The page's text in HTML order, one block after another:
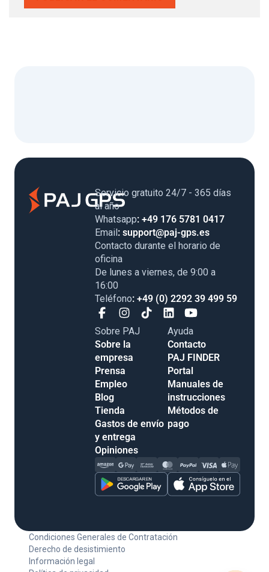
Servicio gratuito 24/7 - 365 días
al año
Whatsapp: +49 176 5781 0417
Email: support@paj-gps.es
Contacto durante el horario de
oficina
De lunes a viernes, de 9:00 a
16:00
Teléfono: +49 (0) 2292 39 499 59
Sobre PAJ
Sobre la
empresa
Prensa
Empleo
Blog
Tienda
Gastos de envío
y entrega
Opiniones
Ayuda
Contacto
PAJ FINDER
Portal
Manuales de
instrucciones
Métodos de
pago
Condiciones Generales de Contratación
Derecho de desistimiento
Información legal